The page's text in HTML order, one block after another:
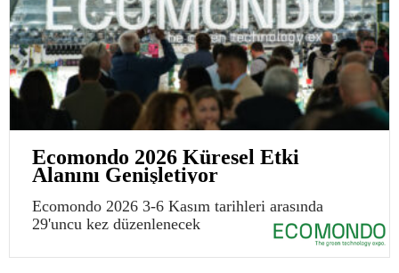
Ecomondo 2026 Küresel Etki
Alanını Genişletiyor
Ecomondo 2026 3-6 Kasım tarihleri arasında
29'uncu kez düzenlenecek